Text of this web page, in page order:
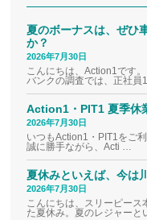
夏のボーナスは、ぜひ
か？
2026年7月30日
こんにちは、Action1です
バンクの調査では、正社
Action1・PIT1 夏季休
2026年7月30日
いつもAction1・PIT1をご
誠に勝手ながら、Acti …
夏休みといえば、今は
2026年7月30日
こんにちは、スリーピース
た夏休み。夏のレジャー